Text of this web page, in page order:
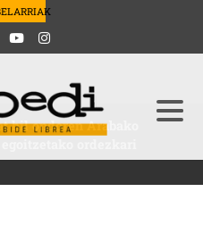
hil ondoren Arabako